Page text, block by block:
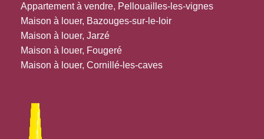
Appartement à vendre, Pellouailles-les-vignes
Maison à louer, Bazouges-sur-le-loir
Maison à louer, Jarzé
Maison à louer, Fougeré
Maison à louer, Cornillé-les-caves